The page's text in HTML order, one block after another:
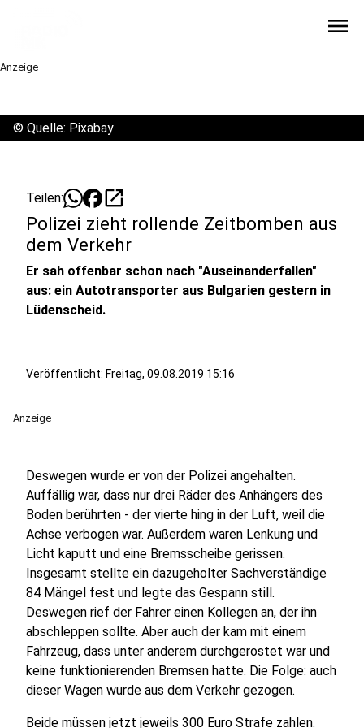
menu
Anzeige
© Quelle: Pixabay
Teilen: open_in_new
Polizei zieht rollende Zeitbomben aus
dem Verkehr
Er sah offenbar schon nach "Auseinanderfallen"
aus: ein Autotransporter aus Bulgarien gestern in
Lüdenscheid.
Veröffentlicht: Freitag, 09.08.2019 15:16
Anzeige
Deswegen wurde er von der Polizei angehalten.
Auffällig war, dass nur drei Räder des Anhängers des
Boden berührten - der vierte hing in der Luft, weil die
Achse verbogen war. Außerdem waren Lenkung und
Licht kaputt und eine Bremsscheibe gerissen.
Insgesamt stellte ein dazugeholter Sachverständige
84 Mängel fest und legte das Gespann still.
Deswegen rief der Fahrer einen Kollegen an, der ihn
abschleppen sollte. Aber auch der kam mit einem
Fahrzeug, dass unter anderem durchgerostet war und
keine funktionierenden Bremsen hatte. Die Folge: auch
dieser Wagen wurde aus dem Verkehr gezogen.
Beide müssen jetzt jeweils 300 Euro Strafe zahlen.